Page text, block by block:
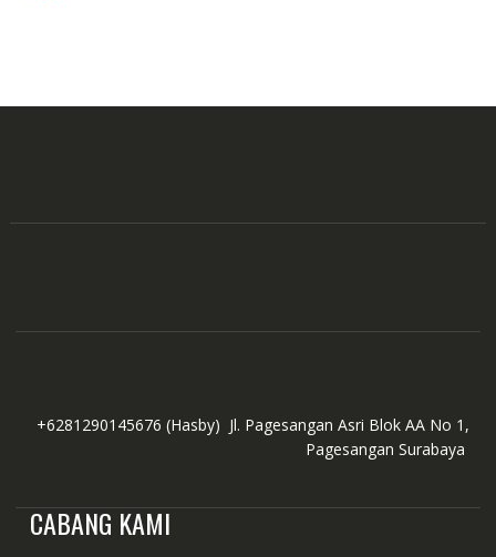
+6281290145676 (Hasby) Jl. Pagesangan Asri Blok AA No 1,
Pagesangan Surabaya
CABANG KAMI